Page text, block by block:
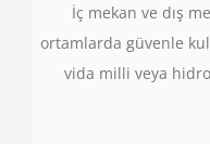
İç mekan ve dış
ortamlarda güvenle
vida milli veya